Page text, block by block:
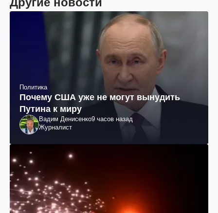
Политика
Почему США уже не могут вынудить
Путина к миру
Вадим Денисенко9 часов назад
Журналист